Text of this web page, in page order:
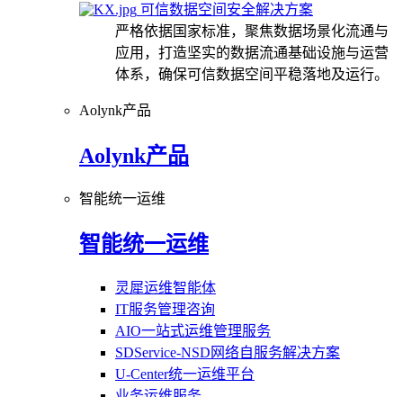
可信数据空间安全解决方案
严格依据国家标准，聚焦数据场景化流通与
应用，打造坚实的数据流通基础设施与运营
体系，确保可信数据空间平稳落地及运行。
Aolynk产品
Aolynk产品
智能统一运维
智能统一运维
灵犀运维智能体
IT服务管理咨询
AIO一站式运维管理服务
SDService-NSD网络自服务解决方案
U-Center统一运维平台